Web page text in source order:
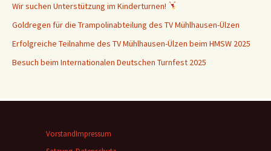
Wir suchen Unterstützung im Kinderturnen!
Goldregen für die Trampolinabteilung des TV Mühlhausen-Ülzen
Erfolgreiche Teilnahme des TV Mühlhausen-Ülzen beim HMSW 2025
Besuch beim Internationalen Deutschen Turnfest 2025
VorstandImpressum